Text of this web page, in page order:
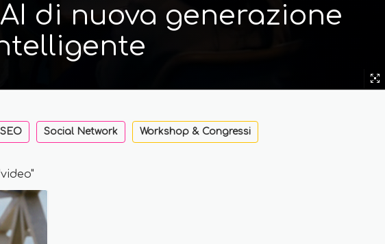
di nuova generazione
SEO Social Network Workshop & Congressi